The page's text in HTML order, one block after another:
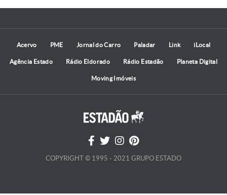
Acervo PME Jornal do Carro Paladar Link iLocal
Agência Estado Rádio Eldorado Rádio Estadão Planeta Digital
Moving Imóveis
COPYRIGHT © 1995 - 2021 GRUPO ESTADO